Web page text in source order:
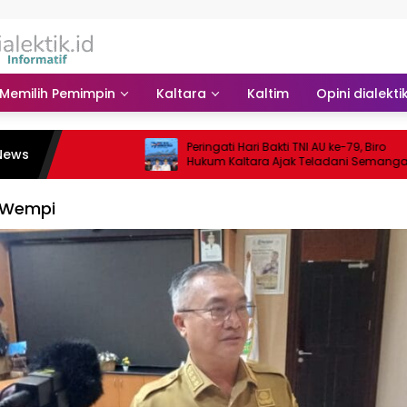
Memilih Pemimpin Kaltara Kaltim Opini
Peringati Hari Bakti TNI AU ke-79, Biro
Hukum Kaltara Ajak Teladani Semangat
Para Pahlawan